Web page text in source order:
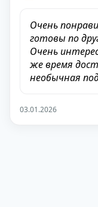
Очень
готовы по
Очень
же время
необычная
03.01.2026